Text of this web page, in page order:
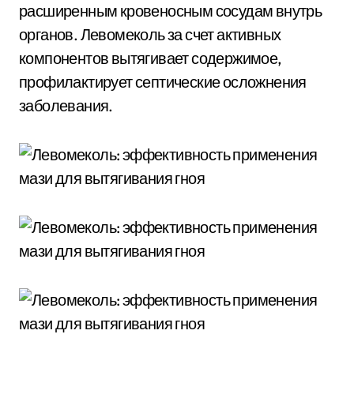
расширенным кровеносным сосудам внутрь
органов. Левомеколь за счет активных
компонентов вытягивает содержимое,
профилактирует септические осложнения
заболевания.